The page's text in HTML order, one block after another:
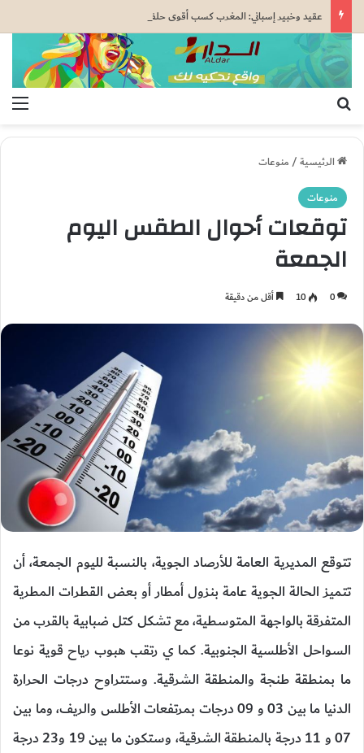
الرئيسية/منوعات
منوعات
توقعات أحوال الطقس اليوم
الجمعة
0
10 أقل من دقيقة
تتوقع المديرية العامة للأرصاد الجوية، بالنسبة لليوم الجمعة، أن
تتميز الحالة الجوية عامة بنزول أمطار أو بعض القطرات المطرية
المتفرقة بالواجهة المتوسطية، مع تشكل كتل ضبابية بالقرب من
السواحل الأطلسية الجنوبية. كما ي رتقب هبوب رياح قوية نوعا
ما بمنطقة طنجة والمنطقة الشرقية. وستتراوح درجات الحرارة
الدنيا ما بين 03 و 09 درجات بمرتفعات الأطلس والريف، وما بين
07 و 11 درجة بالمنطقة الشرقية، وستكون ما بين 19 و23 درجة